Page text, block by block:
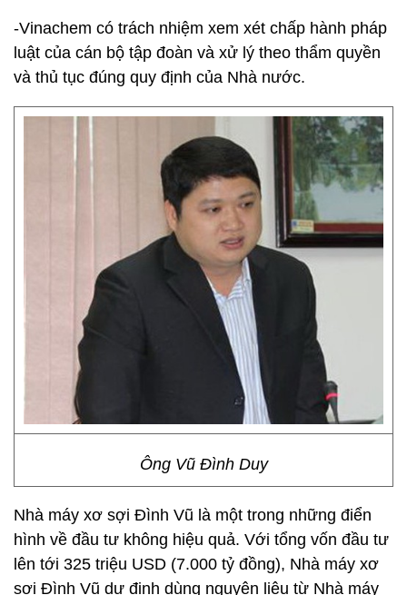
-Vinachem có trách nhiệm xem xét chấp hành pháp
luật của cán bộ tập đoàn và xử lý theo thẩm quyền
và thủ tục đúng quy định của Nhà nước.
Ông Vũ Đình Duy
Nhà máy xơ sợi Đình Vũ là một trong những điển
hình về đầu tư không hiệu quả. Với tổng vốn đầu tư
lên tới 325 triệu USD (7.000 tỷ đồng), Nhà máy xơ
sợi Đình Vũ dự định dùng nguyên liệu từ Nhà máy